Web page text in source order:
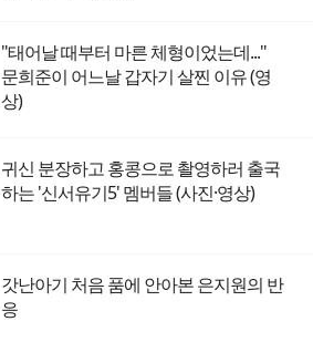
"태어날 때부터 마른 체형이었는데..."
문희준이 어느날 갑자기 살찐 이유 (영
상)
귀신 분장하고 홍콩으로 촬영하러 출국
하는 '신서유기5' 멤버들 (사진·영상)
갓난아기 처음 품에 안아본 은지원의 반
응